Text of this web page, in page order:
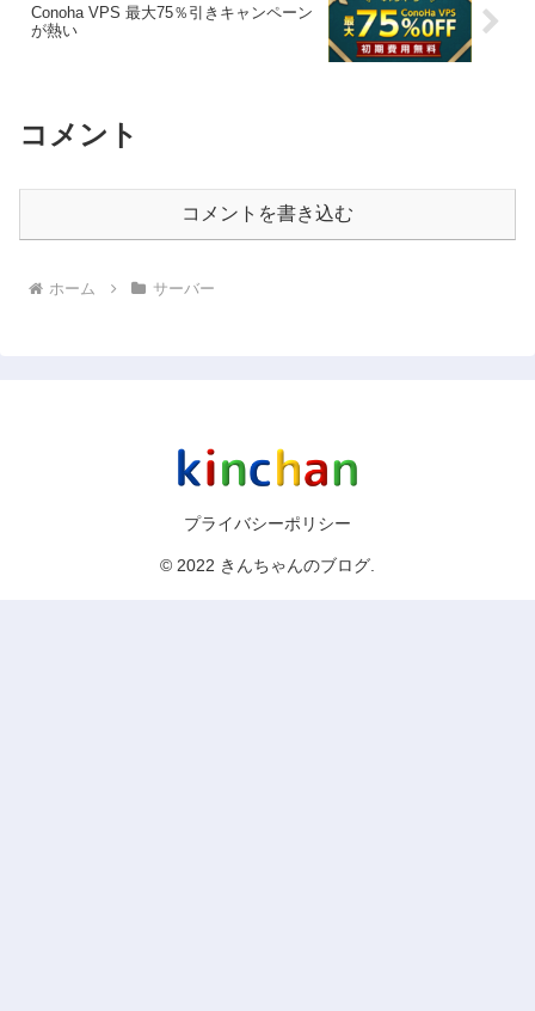
Conoha VPS 最大75％引きキャンペーン
が熱い
コメント
コメントを書き込む
ホーム サーバー
プライバシーポリシー
© 2022 きんちゃんのブログ.